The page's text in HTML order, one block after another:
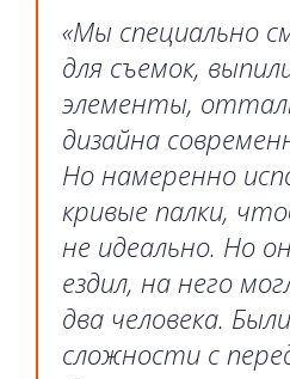
«Мы специально
для съемок,
элементы,
дизайна
Но намеренно
кривые палки,
не идеально. Но
ездил, на него
два человека.
сложности с